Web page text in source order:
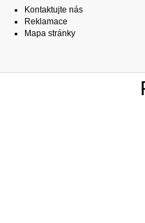
Kontaktujte nás
Reklamace
Mapa stránky